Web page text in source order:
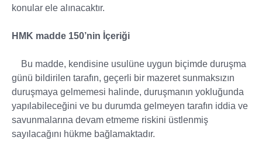
konular ele alınacaktır.
HMK madde 150’nin İçeriği
Bu madde, kendisine usulüne uygun biçimde duruşma
günü bildirilen tarafın, geçerli bir mazeret sunmaksızın
duruşmaya gelmemesi halinde, duruşmanın yokluğunda
yapılabileceğini ve bu durumda gelmeyen tarafın iddia ve
savunmalarına devam etmeme riskini üstlenmiş
sayılacağını hükme bağlamaktadır.